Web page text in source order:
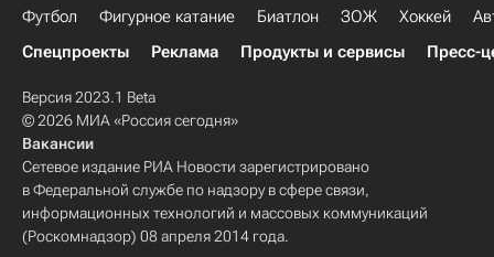
Футбол Фигурное катание Биатлон ЗОЖ Хоккей
Спецпроекты
Реклама Продукты и сервисы Пресс-
Версия 2023.1 Beta
© 2026 МИА «Россия сегодня»
Вакансии
Сетевое издание РИА Новости зарегистрировано
в Федеральной службе по надзору в сфере связи,
информационных технологий и массовых коммуникаций
(Роскомнадзор) 08 апреля 2014 года.